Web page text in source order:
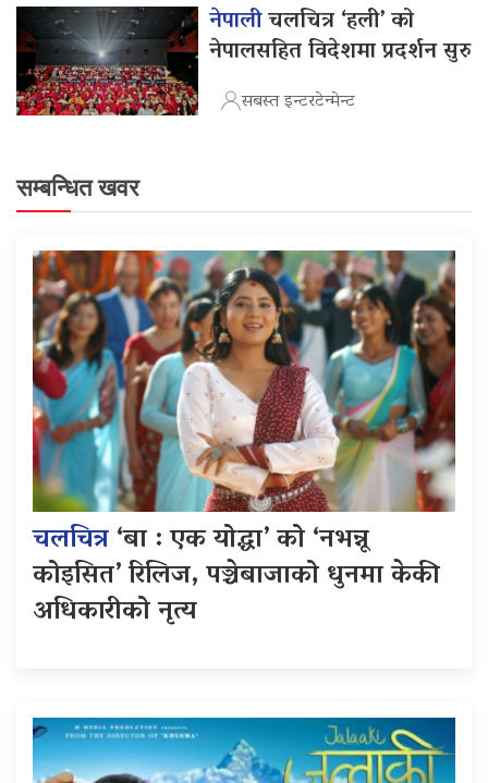
नेपालीचलचित्र ‘हली’ को
नेपालसहित विदेशमा प्रदर्शन सुरु
सबस्त इन्टरटेन्मेन्ट
सम्बन्धित खवर
चलचित्र‘बा : एक योद्धा’ को ‘नभन्नू
कोइसित’ रिलिज, पञ्चेबाजाको धुनमा केकी
अधिकारीको नृत्य